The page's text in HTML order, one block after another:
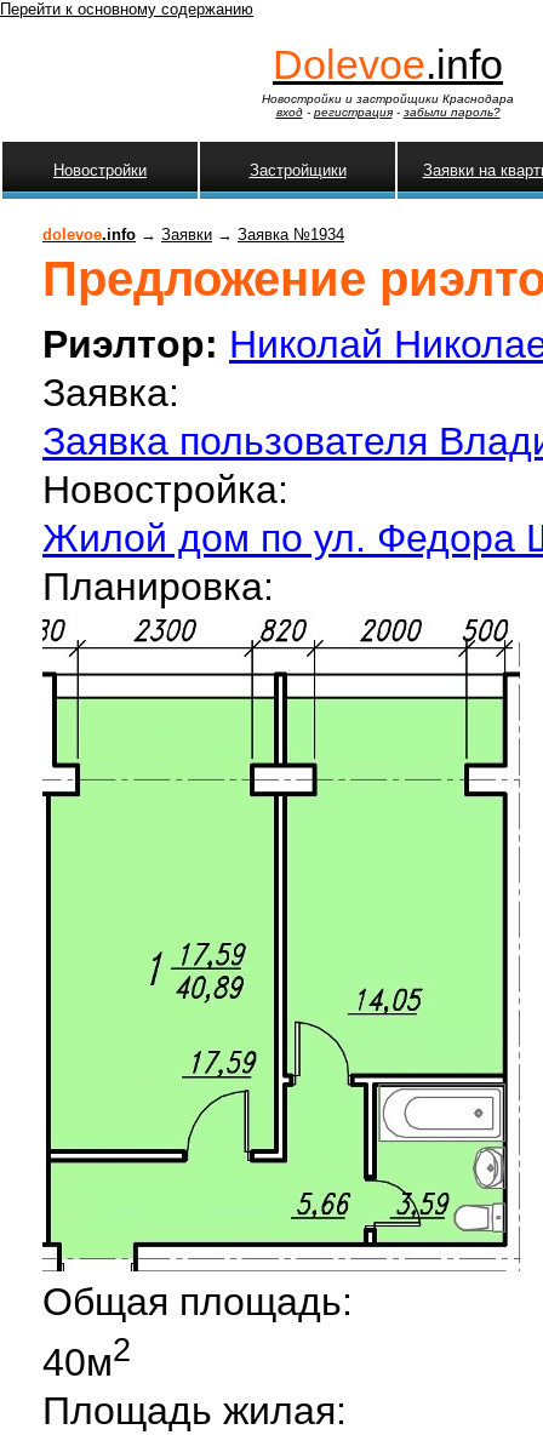
Перейти к основному содержанию
Dolevoe.info
Новостройки и застройщики Краснодара
вход- регистрация- забыли пароль?
Новостройки Застройщики Заявки на
dolevoe.info → Заявки → Заявка №1934
Предложение
Риэлтор: Николай
Заявка:
Заявка пользователя
Новостройка:
Жилой дом по ул. Федора
Планировка:
Общая площадь:
40м2
Площадь жилая: